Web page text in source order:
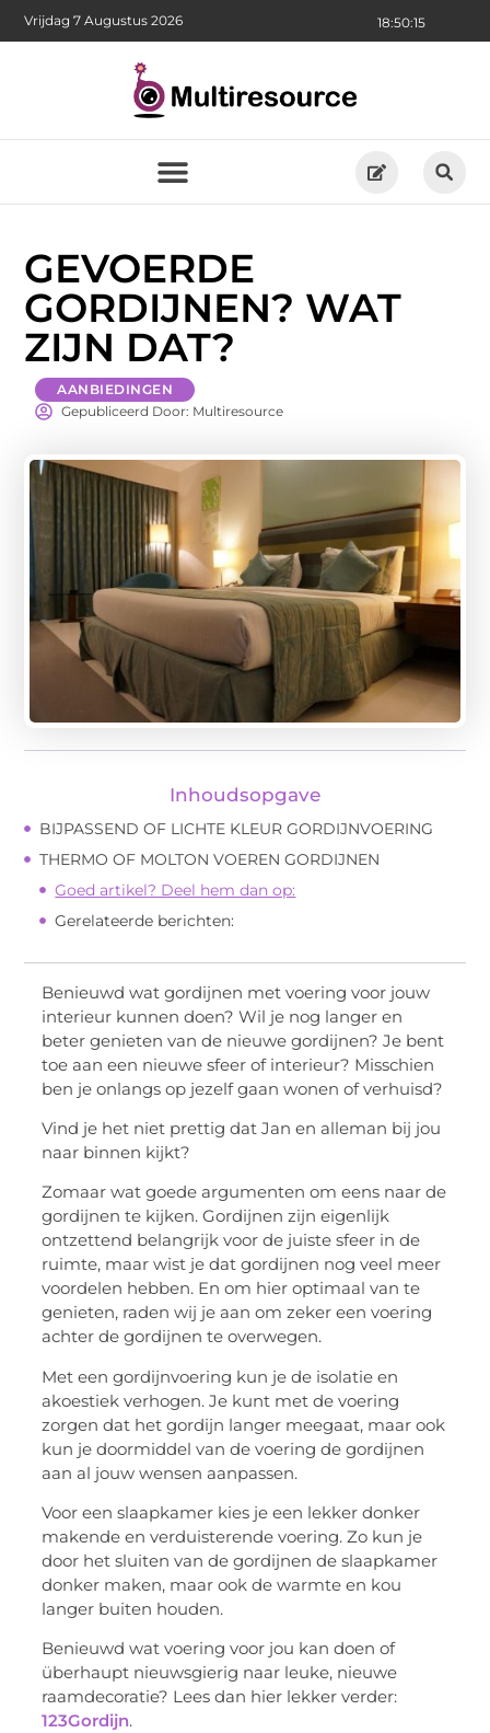
18:50:16
Vrijdag 7 Augustus 2026
GEVOERDE
GORDIJNEN? WAT
ZIJN DAT?
AANBIEDINGEN
Gepubliceerd Door: Multiresource
Inhoudsopgave
BIJPASSEND OF LICHTE KLEUR GORDIJNVOERING
THERMO OF MOLTON VOEREN GORDIJNEN
Goed artikel? Deel hem dan op:
Gerelateerde berichten:
Benieuwd wat gordijnen met voering voor jouw
interieur kunnen doen? Wil je nog langer en
beter genieten van de nieuwe gordijnen? Je bent
toe aan een nieuwe sfeer of interieur? Misschien
ben je onlangs op jezelf gaan wonen of verhuisd?
Vind je het niet prettig dat Jan en alleman bij jou
naar binnen kijkt?
Zomaar wat goede argumenten om eens naar de
gordijnen te kijken. Gordijnen zijn eigenlijk
ontzettend belangrijk voor de juiste sfeer in de
ruimte, maar wist je dat gordijnen nog veel meer
voordelen hebben. En om hier optimaal van te
genieten, raden wij je aan om zeker een voering
achter de gordijnen te overwegen.
Met een gordijnvoering kun je de isolatie en
akoestiek verhogen. Je kunt met de voering
zorgen dat het gordijn langer meegaat, maar ook
kun je doormiddel van de voering de gordijnen
aan al jouw wensen aanpassen.
Voor een slaapkamer kies je een lekker donker
makende en verduisterende voering. Zo kun je
door het sluiten van de gordijnen de slaapkamer
donker maken, maar ook de warmte en kou
langer buiten houden.
Benieuwd wat voering voor jou kan doen of
überhaupt nieuwsgierig naar leuke, nieuwe
raamdecoratie? Lees dan hier lekker verder:
123Gordijn.